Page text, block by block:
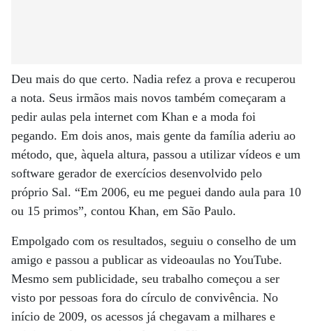
Deu mais do que certo. Nadia refez a prova e recuperou
a nota. Seus irmãos mais novos também começaram a
pedir aulas pela internet com Khan e a moda foi
pegando. Em dois anos, mais gente da família aderiu ao
método, que, àquela altura, passou a utilizar vídeos e um
software gerador de exercícios desenvolvido pelo
próprio Sal. “Em 2006, eu me peguei dando aula para 10
ou 15 primos”, contou Khan, em São Paulo.
Empolgado com os resultados, seguiu o conselho de um
amigo e passou a publicar as videoaulas no YouTube.
Mesmo sem publicidade, seu trabalho começou a ser
visto por pessoas fora do círculo de convivência. No
início de 2009, os acessos já chegavam a milhares e